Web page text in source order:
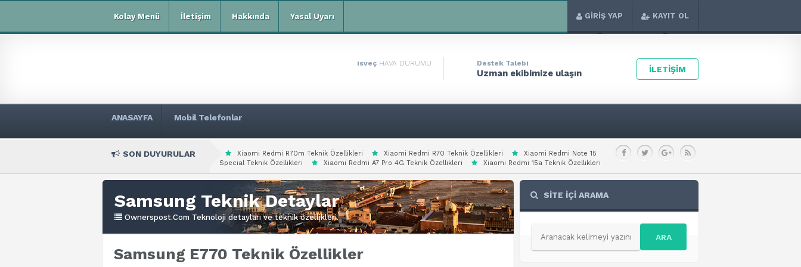
Kolay Menü İletişim Hakkında Yasal Uyarı GİRİŞ YAP KAYIT OL
isveç HAVA DURUMU Destek Talebi
Uzman ekibimize ulaşın İLETİŞİM
ANASAYFA Mobil Telefonlar
SON DUYURULAR Xiaomi Redmi R70m Teknik Özellikleri Xiaomi Redmi R70 Teknik Özellikleri
Xiaomi Redmi Note 15
Special Teknik Özellikleri
Xiaomi Redmi A7 Pro 4G Teknik Özellikleri Xiaomi Redmi 15a Teknik Özellikleri
Samsung Teknik Detaylar
Ownerspost.Com Teknoloji detayları ve teknik özellikleri.
Samsung E770 Teknik Özellikler
SİTE İÇİ ARAMA
ARA